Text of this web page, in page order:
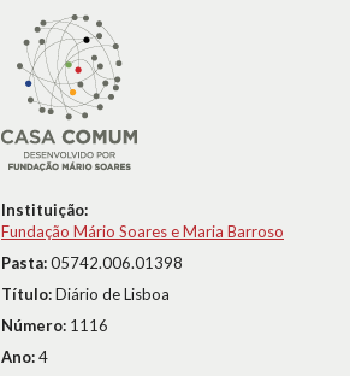
Instituição:
Fundação Mário Soares e Maria Barroso
Pasta:05742.006.01398
Título:Diário de Lisboa
Número: 1116
Ano:4